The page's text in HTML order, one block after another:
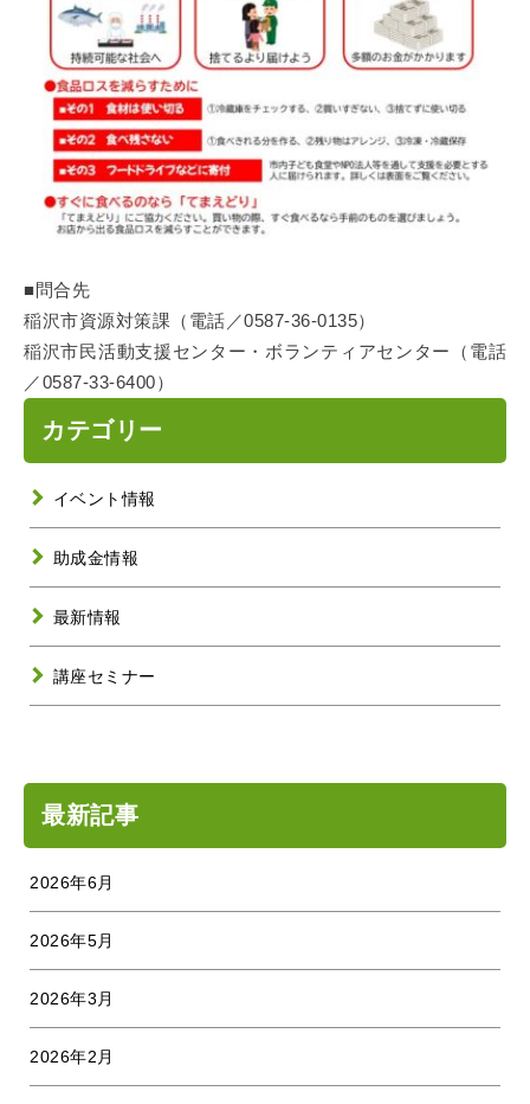
■問合先
稲沢市資源対策課（電話／0587-36-0135）
稲沢市民活動支援センター・ボランティアセンター（電話
／0587-33-6400）
カテゴリー
イベント情報
助成金情報
最新情報
講座セミナー
最新記事
2026年6月
2026年5月
2026年3月
2026年2月